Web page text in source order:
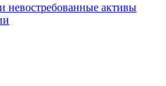
невостребованные активы